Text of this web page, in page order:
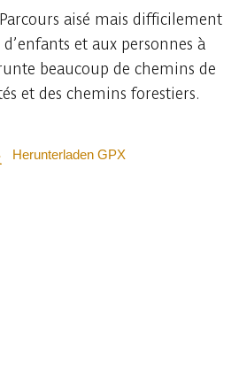
aisé mais difficilement
et aux personnes à
beaucoup de chemins de
et des chemins forestiers.
Herunterladen GPX